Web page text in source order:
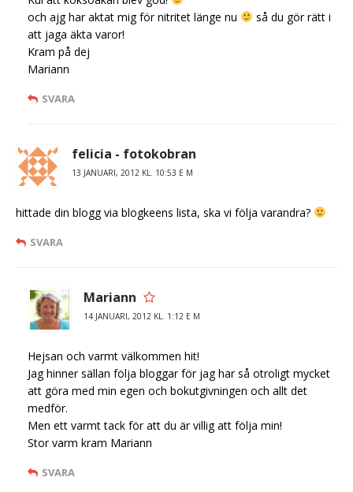
och ajg har aktat mig för nitritet länge nu
så du gör rätt i
att jaga äkta varor!
Kram på dej
Mariann
SVARA
felicia - fotokobran
13 JANUARI, 2012 KL. 10:53 E M
hittade din blogg via blogkeens lista, ska vi följa varandra?
SVARA
Mariann
14 JANUARI, 2012 KL. 1:12 E M
Hejsan och varmt välkommen hit!
Jag hinner sällan följa bloggar för jag har så otroligt mycket
att göra med min egen och bokutgivningen och allt det
medför.
Men ett varmt tack för att du är villig att följa min!
Stor varm kram Mariann
SVARA